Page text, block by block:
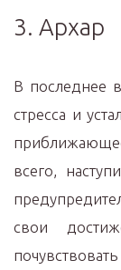
3. Архар
В последнее
стресса и
всего,
свои